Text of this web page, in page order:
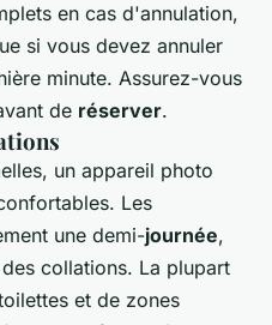
en cas d'annulation,
si vous devez annuler
minute. Assurez-vous
de réserver.
un appareil photo
Les
une demi-journée,
collations. La plupart
et de zones